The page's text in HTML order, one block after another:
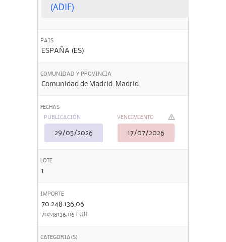
(ADIF)
PAIS
ESPAÑA (ES)
COMUNIDAD Y PROVINCIA
Comunidad de Madrid. Madrid
FECHAS
PUBLICACIÓN
29/05/2026
VENCIMIENTO
17/07/2026
LOTE
1
IMPORTE
70.248.136,06
70248136,06 EUR
CATEGORIA(S)